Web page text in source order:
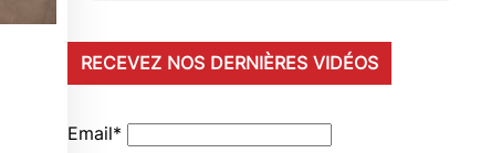
RECEVEZ NOS DERNIÈRES VIDÉOS
Email*